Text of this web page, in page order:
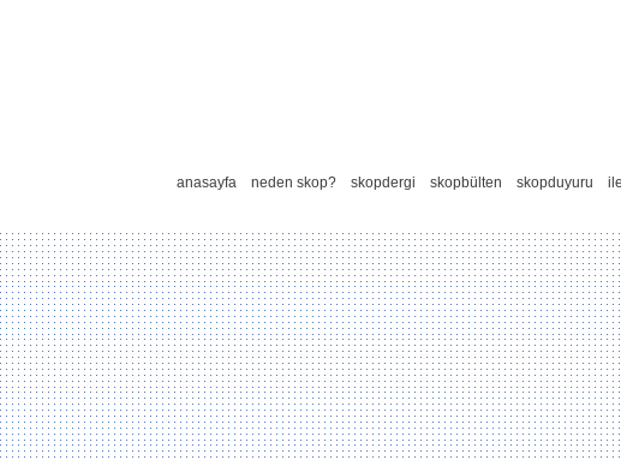
anasayfa neden skop? skopdergi skopbülten skopduyuru